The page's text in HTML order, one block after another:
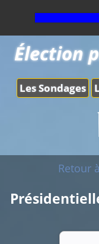
Les Sondages
Élection
Retour